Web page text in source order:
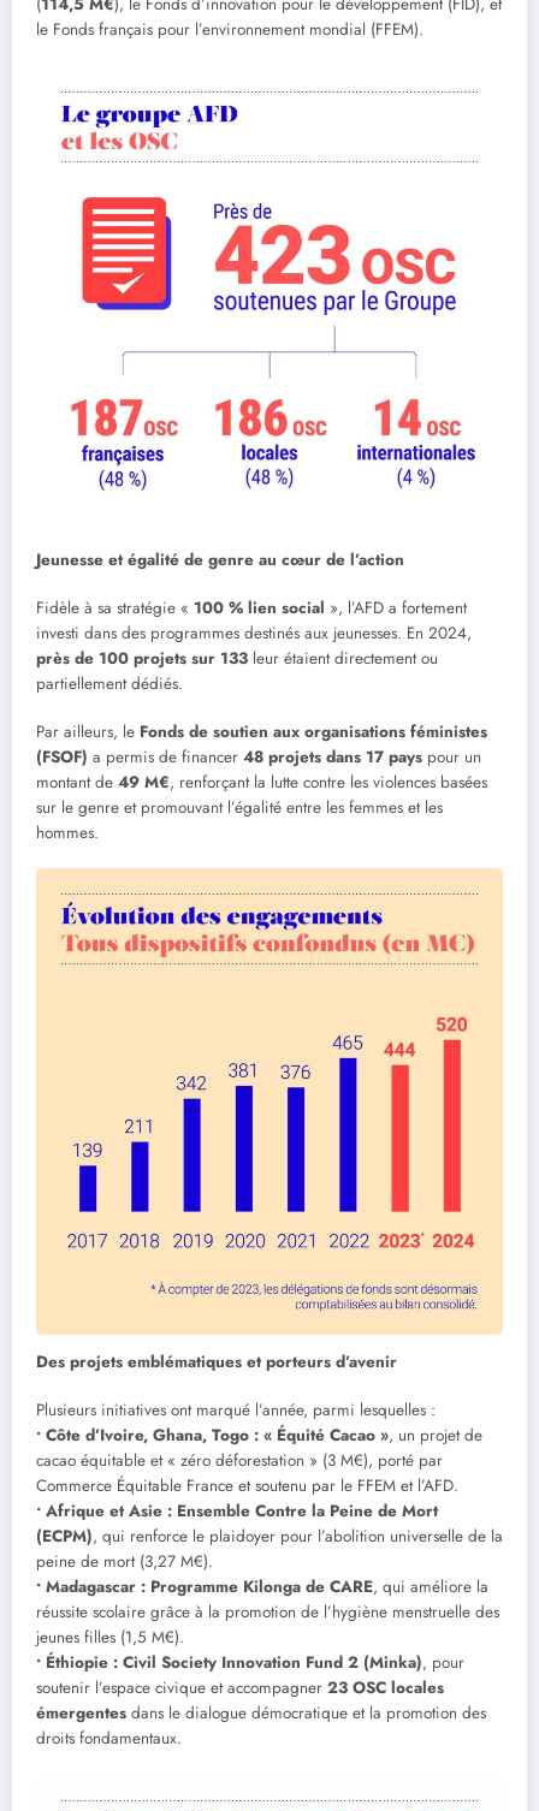
(114,5 M€), le Fonds d’innovation pour le développement (FID), et
le Fonds français pour l’environnement mondial (FFEM).
Jeunesse et égalité de genre au cœur de l’action
Fidèle à sa stratégie « 100 % lien social », l’AFD a fortement
investi dans des programmes destinés aux jeunesses. En 2024,
près de 100 projets sur 133 leur étaient directement ou
partiellement dédiés.
Par ailleurs, le Fonds de soutien aux organisations féministes
(FSOF) a permis de financer 48 projets dans 17 pays pour un
montant de 49 M€, renforçant la lutte contre les violences basées
sur le genre et promouvant l’égalité entre les femmes et les
hommes.
Des projets emblématiques et porteurs d’avenir
Plusieurs initiatives ont marqué l’année, parmi lesquelles :
• Côte d’Ivoire, Ghana, Togo : « Équité Cacao », un projet de
cacao équitable et « zéro déforestation » (3 M€), porté par
Commerce Équitable France et soutenu par le FFEM et l’AFD.
• Afrique et Asie : Ensemble Contre la Peine de Mort
(ECPM), qui renforce le plaidoyer pour l’abolition universelle de la
peine de mort (3,27 M€).
• Madagascar : Programme Kilonga de CARE, qui améliore la
réussite scolaire grâce à la promotion de l’hygiène menstruelle des
jeunes filles (1,5 M€).
• Éthiopie : Civil Society Innovation Fund 2 (Minka), pour
soutenir l’espace civique et accompagner 23 OSC locales
émergentes dans le dialogue démocratique et la promotion des
droits fondamentaux.